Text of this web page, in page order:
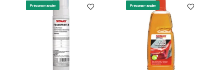
Précommander Précommander